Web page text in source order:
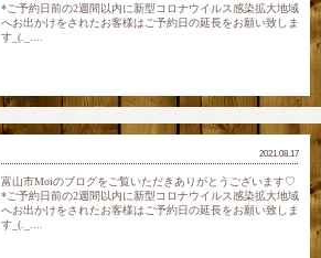
*ご予約日前の2週間以内に新型コロナウイルス感染拡大地域
へお出かけをされたお客様はご予約日の延長をお願い致しま
す_(._....
2021.08.17
富山市Moiのブログをご覧いただきありがとうございます♡
*ご予約日前の2週間以内に新型コロナウイルス感染拡大地域
へお出かけをされたお客様はご予約日の延長をお願い致しま
す_(._....